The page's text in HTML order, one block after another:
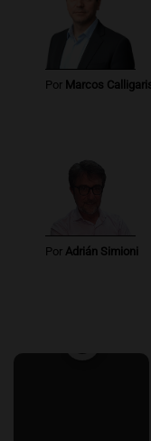
Por Marcos
Por Adrián Simioni